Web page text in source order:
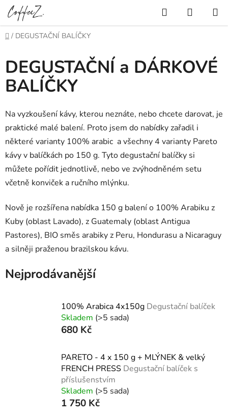
Přejít
na
obsah
Hledat
KOŠÍK
Domů
/ DEGUSTAČNÍ BALÍČKY
DEGUSTAČNÍ a DÁRKOVÉ
BALÍČKY
Na vyzkoušení kávy, kterou neznáte, nebo chcete darovat, je
praktické malé balení. Proto jsem do nabídky zařadil i
některé varianty 100% arabic a všechny 4 varianty Pareto
kávy v balíčkách po 150 g. Tyto degustační balíčky si
můžete pořídit jednotlivě, nebo ve zvýhodněném setu
včetně konviček a ručního mlýnku.
Nově je rozšířena nabídka 150 g balení o 100% Arabiku z
Kuby (oblast Lavado), z Guatemaly (oblast Antigua
Pastores), BIO směs arabiky z Peru, Hondurasu a Nicaraguy
a silněji praženou brazilskou kávu.
Nejprodávanější
100% Arabica 4x150g Degustační balíček
Skladem (>5 sada)
680 Kč
PARETO - 4 x 150 g + MLÝNEK & velký
FRENCH PRESS Degustační balíček s
příslušenstvím
Skladem (>5 sada)
1 750 Kč